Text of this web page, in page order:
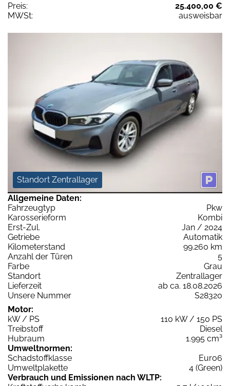
Preis:
25.400,00 €
MWSt:
ausweisbar
Standort Zentrallager
Allgemeine Daten:
Fahrzeugtyp
Pkw
Karosserieform
Kombi
Erst-Zul.
Jan / 2024
Getriebe
Automatik
Kilometerstand
99.260 km
Anzahl der Türen
5
Farbe
Grau
Standort
Zentrallager
Lieferzeit
ab ca. 18.08.2026
Unsere Nummer
S28320
Motor:
kW / PS
110 kW / 150 PS
Treibstoff
Diesel
Hubraum
1.995 cm³
Umweltnormen:
Schadstoffklasse
Euro6
Umweltplakette
4 (Green)
Verbrauch und Emissionen nach WLTP: